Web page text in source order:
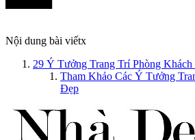
Nội dung bài viếtx
29 Ý Tưởng Trang Trí Phòng
Tham Khảo Các Ý Tưởng
Đẹp